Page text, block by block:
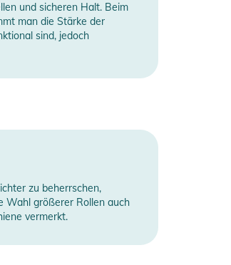
und sicheren Halt. Beim
man die Stärke der
sind, jedoch
zu beherrschen,
Wahl größerer Rollen auch
vermerkt.